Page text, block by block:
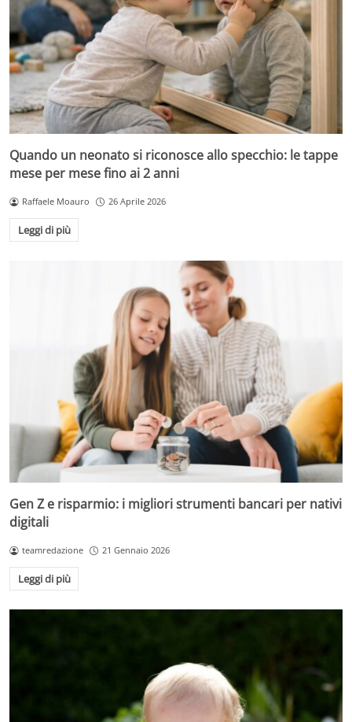
Quando un neonato si riconosce allo specchio: le tappe
mese per mese fino ai 2 anni
Raffaele Moauro 26 Aprile 2026
Leggi di più
Gen Z e risparmio: i migliori strumenti bancari per nativi
digitali
teamredazione 21 Gennaio 2026
Leggi di più